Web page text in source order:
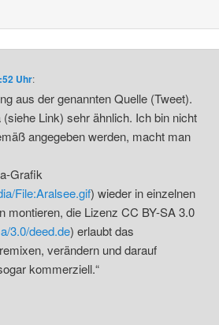
Uhr:
aus der genannten Quelle (Tweet).
Link) sehr ähnlich. Ich bin nicht
angegeben werden, macht man
Grafik
File:Aralsee.gif) wieder in einzelnen
montieren, die Lizenz CC BY-SA 3.0
3.0/deed.de) erlaubt das
verändern und darauf
kommerziell.“